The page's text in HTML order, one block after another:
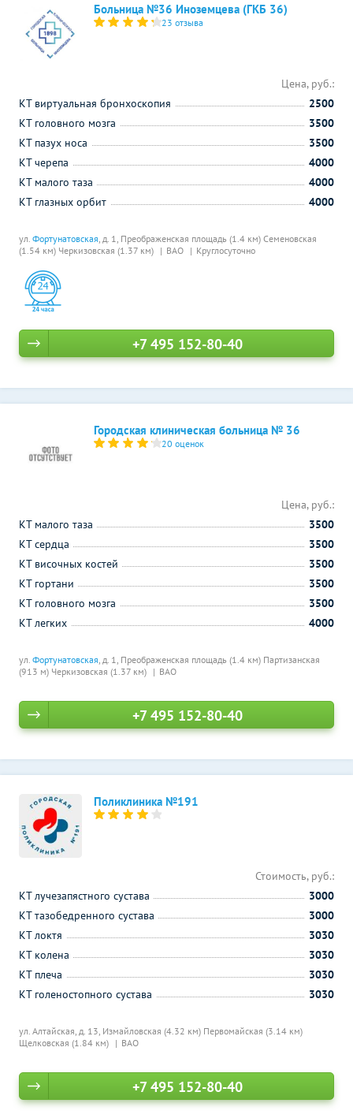
Больница №36 Иноземцева (ГКБ 36)
23 отзыва
ул. Фортунатовская, д. 1, Преображенская площадь (1.4 км) Семеновская
(1.54 км) Черкизовская (1.37 км) ВАО Круглосуточно
Цена, руб.:
КТ виртуальная бронхоскопия
2500
КТ головного мозга
3500
КТ пазух носа
3500
КТ черепа
4000
КТ малого таза
4000
КТ глазных орбит
4000
+7 495 152-80-40
Городская клиническая больница № 36
20 оценок
ул. Фортунатовская, д. 1, Преображенская площадь (1.4 км) Партизанская
(913 м) Черкизовская (1.37 км) ВАО
Цена, руб.:
КТ малого таза
3500
КТ сердца
3500
КТ височных костей
3500
КТ гортани
3500
КТ головного мозга
3500
КТ легких
4000
+7 495 152-80-40
Поликлиника №191
ул. Алтайская, д. 13, Измайловская (4.32 км) Первомайская (3.14 км)
Щелковская (1.84 км)
ВАО
Стоимость, руб.:
КТ лучезапястного сустава
3000
КТ тазобедренного сустава
3000
КТ локтя
3030
КТ колена
3030
КТ плеча
3030
КТ голеностопного сустава
3030
+7 495 152-80-40